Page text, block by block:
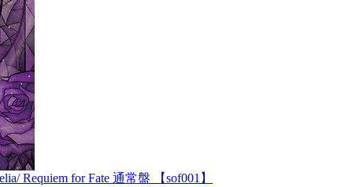
Requiem for Fate 通常盤 【sof001】